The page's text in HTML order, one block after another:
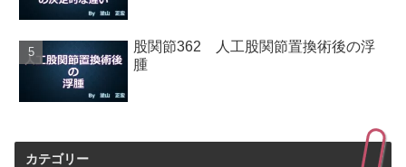
股関節362 人工股関節置換術後の浮
腫
カテゴリー